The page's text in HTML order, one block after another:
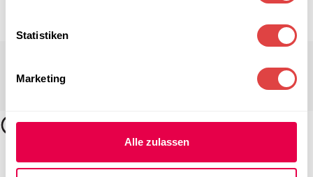
Statistiken
Marketing
Alle zulassen